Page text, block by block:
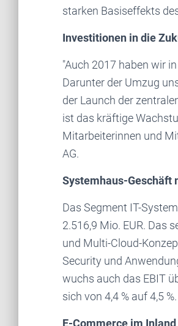
starken Basiseffekts
Investitionen in die
"Auch 2017 haben wir
Darunter der Umzug
der Launch der
ist das kräftige
Mitarbeiterinnen und
AG.
Systemhaus-Geschäft
Das Segment IT-
2.516,9 Mio. EUR. Das
und Multi-Cloud-
Security und
wuchs auch das EBIT
sich von 4,4 % auf 4,5 %.
E-Commerce im